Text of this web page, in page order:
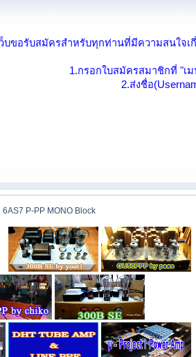
บขอรับสมัครสำหรับทุกท่านที่มีความสนใจเ
1.กรอกใบสมัครสมาชิกที่ "เ
2.ส่งชื่อ
P-PP MONO Block